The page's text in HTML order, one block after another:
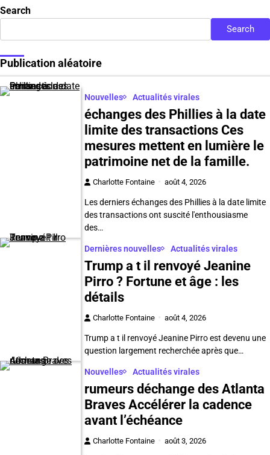
Search
Search
Publication aléatoire
Nouvelles Actualités virales
échanges des Phillies à la date
limite des transactions Ces
mesures mettent en lumière le
patrimoine net de la famille.
Charlotte Fontaine août 4, 2026
Les derniers échanges des Phillies à la date limite
des transactions ont suscité l'enthousiasme
des…
Dernières nouvelles Actualités virales
Trump a t il renvoyé Jeanine
Pirro ? Fortune et âge : les
détails
Charlotte Fontaine août 4, 2026
Trump a t il renvoyé Jeanine Pirro est devenu une
question largement recherchée après que…
Nouvelles Actualités virales
rumeurs déchange des Atlanta
Braves Accélérer la cadence
avant l’échéance
Charlotte Fontaine août 3, 2026